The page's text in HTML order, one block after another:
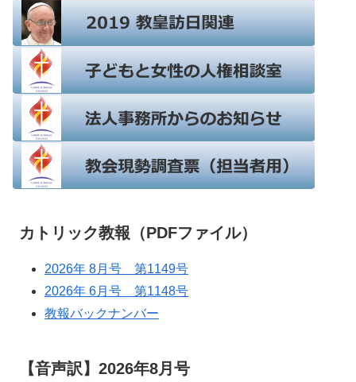
カトリック教報（PDFファイル）
2026年 8月号 第1149号
2026年 6月号 第1148号
教報バックナンバー
【音声訳】2026年8月号